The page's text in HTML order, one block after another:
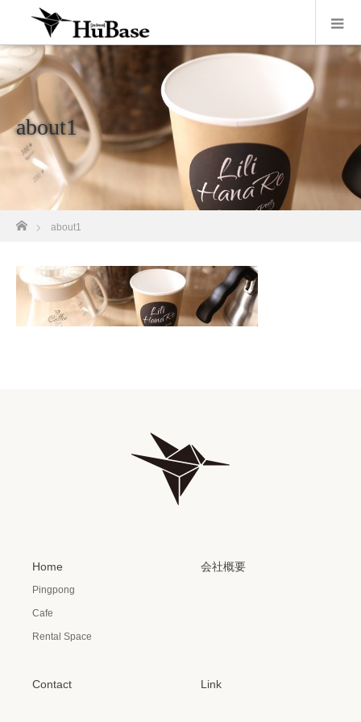
about1
about1
Home
Pingpong
Cafe
Rental Space
会社概要
Contact Link